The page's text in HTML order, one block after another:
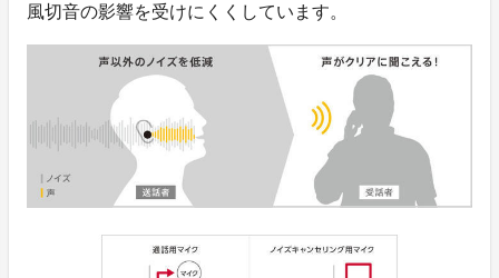
風切音の影響を受けにくくしています。